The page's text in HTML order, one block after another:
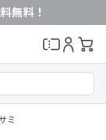
無料！
ミ